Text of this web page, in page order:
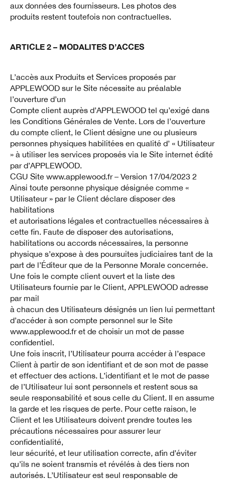
aux données des fournisseurs. Les photos des
produits restent toutefois non contractuelles.
ARTICLE 2 – MODALITES D’ACCES
L’accès aux Produits et Services proposés par
APPLEWOOD sur le Site nécessite au préalable
l’ouverture d’un
Compte client auprès d’APPLEWOOD tel qu’exigé dans
les Conditions Générales de Vente. Lors de l’ouverture
du compte client, le Client désigne une ou plusieurs
personnes physiques habilitées en qualité d’ « Utilisateur
» à utiliser les services proposés via le Site internet édité
par d’APPLEWOOD.
CGU Site www.applewood.fr – Version 17/04/2023 2
Ainsi toute personne physique désignée comme «
Utilisateur » par le Client déclare disposer des
habilitations
et autorisations légales et contractuelles nécessaires à
cette fin. Faute de disposer des autorisations,
habilitations ou accords nécessaires, la personne
physique s’expose à des poursuites judiciaires tant de la
part de l’Éditeur que de la Personne Morale concernée.
Une fois le compte client ouvert et la liste des
Utilisateurs fournie par le Client, APPLEWOOD adresse
par mail
à chacun des Utilisateurs désignés un lien lui permettant
d’accéder à son compte personnel sur le Site
www.applewood.fr et de choisir un mot de passe
confidentiel.
Une fois inscrit, l’Utilisateur pourra accéder à l’espace
Client à partir de son identifiant et de son mot de passe
et effectuer des actions. L’identifiant et le mot de passe
de l’Utilisateur lui sont personnels et restent sous sa
seule responsabilité et sous celle du Client. Il en assume
la garde et les risques de perte. Pour cette raison, le
Client et les Utilisateurs doivent prendre toutes les
précautions nécessaires pour assurer leur
confidentialité,
leur sécurité, et leur utilisation correcte, afin d’éviter
qu’ils ne soient transmis et révélés à des tiers non
autorisés. L’Utilisateur est seul responsable de